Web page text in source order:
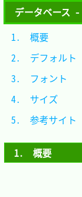
データベース
1.　概要